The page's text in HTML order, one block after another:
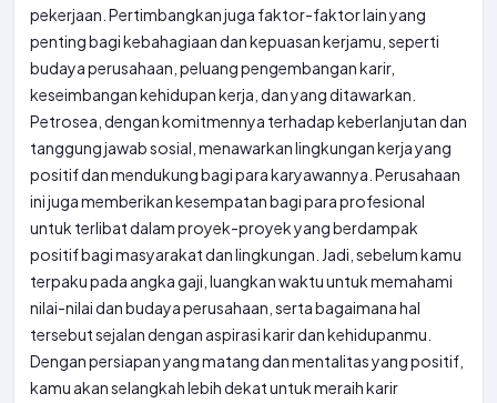
pekerjaan. Pertimbangkan juga faktor-faktor lain yang
penting bagi kebahagiaan dan kepuasan kerjamu, seperti
budaya perusahaan, peluang pengembangan karir,
keseimbangan kehidupan kerja, dan yang ditawarkan.
Petrosea, dengan komitmennya terhadap keberlanjutan dan
tanggung jawab sosial, menawarkan lingkungan kerja yang
positif dan mendukung bagi para karyawannya. Perusahaan
ini juga memberikan kesempatan bagi para profesional
untuk terlibat dalam proyek-proyek yang berdampak
positif bagi masyarakat dan lingkungan. Jadi, sebelum kamu
terpaku pada angka gaji, luangkan waktu untuk memahami
nilai-nilai dan budaya perusahaan, serta bagaimana hal
tersebut sejalan dengan aspirasi karir dan kehidupanmu.
Dengan persiapan yang matang dan mentalitas yang positif,
kamu akan selangkah lebih dekat untuk meraih karir